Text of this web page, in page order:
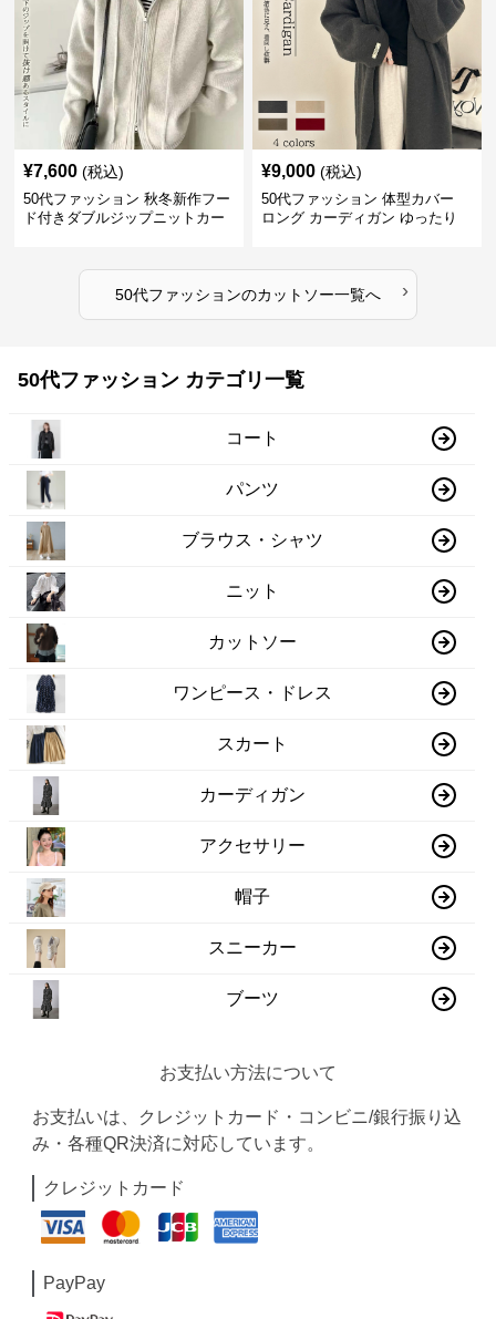
¥7,600 (税込)
50代ファッション 秋冬新作フー
ド付きダブルジップニットカー
¥9,000 (税込)
50代ファッション 体型カバー
ロング カーディガン ゆったり
50代ファッションのカットソー一覧へ ›
50代ファッション カテゴリ一覧
コート
パンツ
ブラウス・シャツ
ニット
カットソー
ワンピース・ドレス
スカート
カーディガン
アクセサリー
帽子
スニーカー
ブーツ
お支払い方法について
お支払いは、クレジットカード・コンビニ/銀行振り込
み・各種QR決済に対応しています。
クレジットカード
PayPay